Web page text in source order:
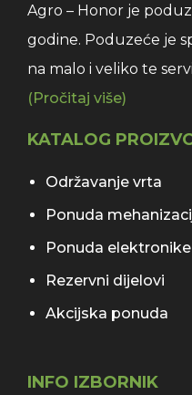
Agro – Honor je
godine. Poduzeće je
na malo i veliko te
(Pročitaj više)
KATALOG
Održavanje vrta
Ponuda
Ponuda elektronike
Rezervni dijelovi
Akcijska ponuda
INFO IZBORNIK